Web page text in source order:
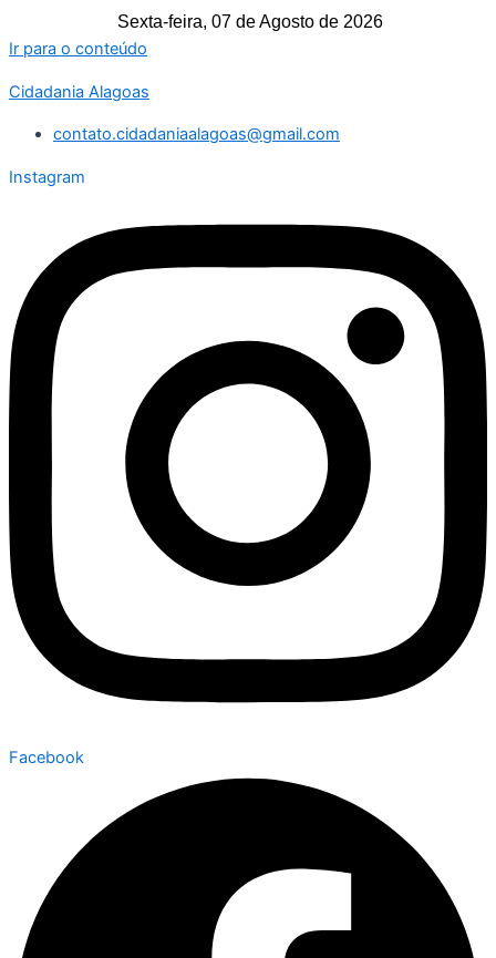
Sexta-feira, 07 de Agosto de 2026
Ir para o conteúdo
Cidadania Alagoas
contato.cidadaniaalagoas@gmail.com
Instagram
Facebook